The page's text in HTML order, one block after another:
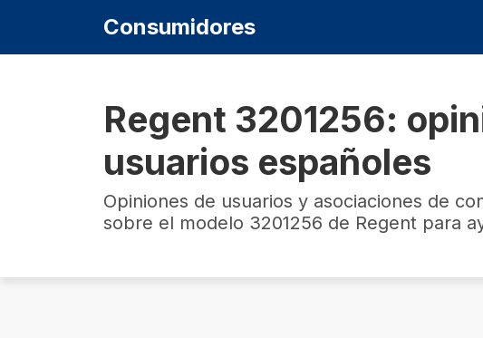
Consumidores
Regent 3201256:
usuarios españoles
Opiniones de usuarios y asociaciones de
sobre el modelo 3201256 de Regent para